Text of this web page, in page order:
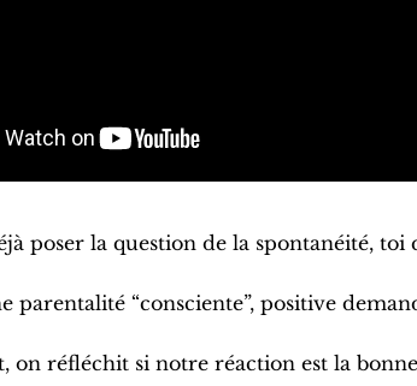
poser la question de la spontanéité,
parentalité “consciente”, positive
on réfléchit si notre réaction est la